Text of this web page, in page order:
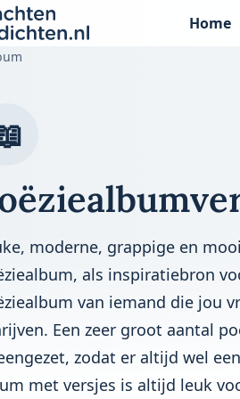
— naar de homepage
Home
moderne, grappige en
als inspiratiebron
van iemand die jou
Een zeer groot aantal
zodat er altijd wel
met versjes is altijd leuk